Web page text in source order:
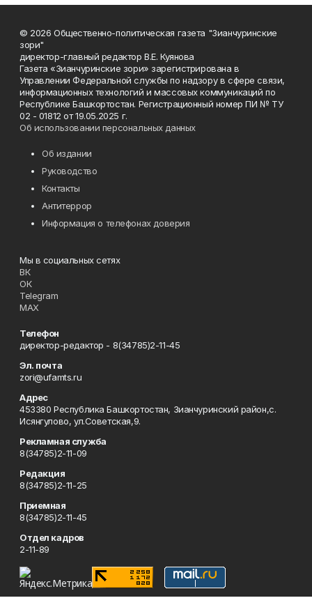
© 2026 Общественно-политическая газета "Зианчуринские
зори"
директор-главный редактор В.Е. Куянова
Газета «Зианчуринские зори» зарегистрирована в
Управлении Федеральной службы по надзору в сфере связи,
информационных технологий и массовых коммуникаций по
Республике Башкортостан. Регистрационный номер ПИ № ТУ
02 - 01812 от 19.05.2025 г.
Об использовании персональных данных
Об издании
Руководство
Контакты
Антитеррор
Информация о телефонах доверия
Мы в социальных сетях
ВК
ОК
Telegram
MAX
Телефон
директор-редактор - 8(34785)2-11-45
Эл. почта
zori@ufamts.ru
Адрес
453380 Республика Башкортостан, Зианчуринский район,с.
Исянгулово, ул.Советская,9.
Рекламная служба
8(34785)2-11-09
Редакция
8(34785)2-11-25
Приемная
8(34785)2-11-45
Отдел кадров
2-11-89